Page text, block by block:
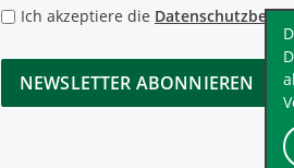
Datenschutzbestimmungen
Ich akzeptiere die
CAPTCHA